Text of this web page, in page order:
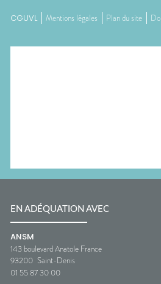
CGUVL Mentions légales Plan du site
EN ADÉQUATION AVEC
ANSM
143 boulevard Anatole France
93200 Saint-Denis
01 55 87 30 00